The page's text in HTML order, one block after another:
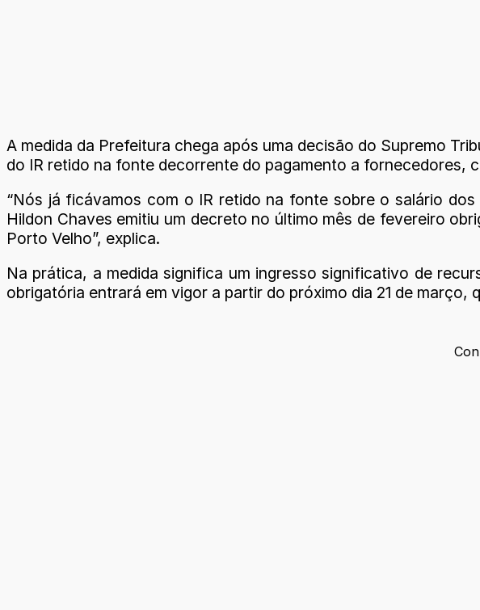
A medida da Prefeitura chega após uma decisão do Supremo
do IR retido na fonte decorrente do pagamento a fornecedores,
“Nós já ficávamos com o IR retido na fonte sobre o salário
Hildon Chaves emitiu um decreto no último mês de fevereiro
Porto Velho”, explica.
Na prática, a medida significa um ingresso significativo de
obrigatória entrará em vigor a partir do próximo dia 21 de